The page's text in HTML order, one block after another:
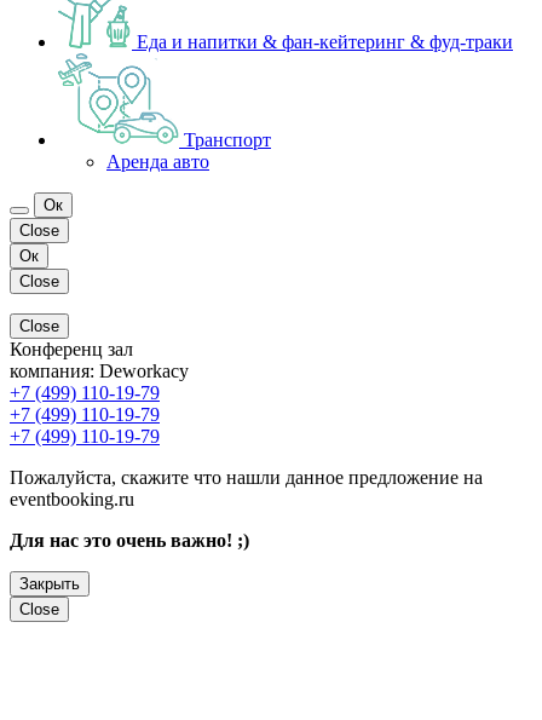
Еда и напитки & фан-кейтеринг & фуд-траки
Транспорт
Аренда авто
Ок
Close
Ок
Close
Close
Конференц зал
компания: Deworkacy
+7 (499) 110-19-79
+7 (499) 110-19-79
+7 (499) 110-19-79
Пожалуйста, скажите что нашли данное предложение на
eventbooking.ru
Для нас это очень важно! ;)
Закрыть
Close